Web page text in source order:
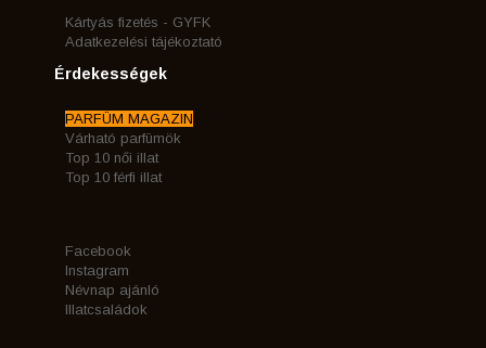
Kártyás fizetés - GYFK
Adatkezelési tájékoztató
Érdekességek
PARFÜM MAGAZIN
Várható parfümök
Top 10 női illat
Top 10 férfi illat
Facebook
Instagram
Névnap ajánló
Illatcsaládok